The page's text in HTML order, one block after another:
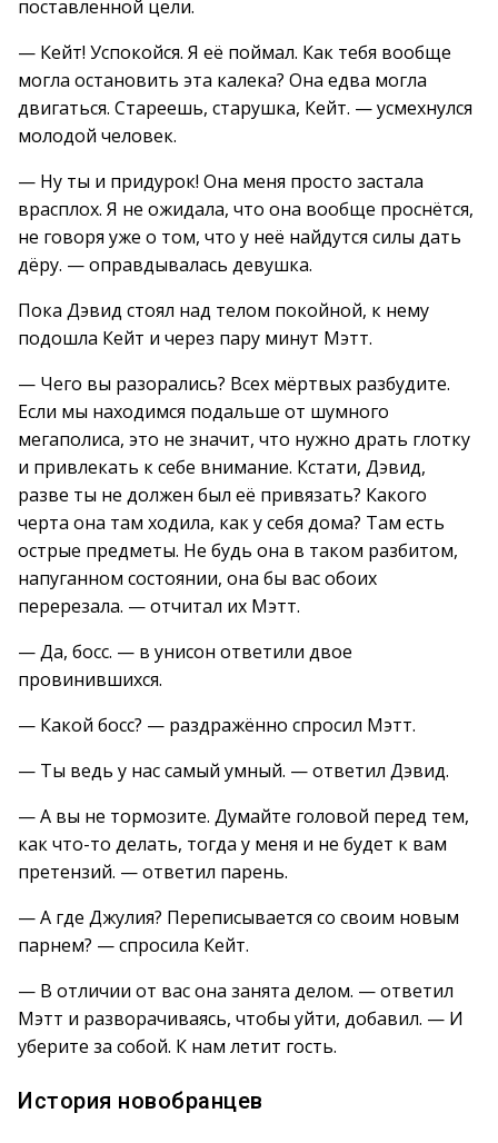
поставленной цели.
— Кейт! Успокойся. Я её поймал. Как тебя вообще
могла остановить эта калека? Она едва могла
двигаться. Стареешь, старушка, Кейт. — усмехнулся
молодой человек.
— Ну ты и придурок! Она меня просто застала
врасплох. Я не ожидала, что она вообще проснётся,
не говоря уже о том, что у неё найдутся силы дать
дёру. — оправдывалась девушка.
Пока Дэвид стоял над телом покойной, к нему
подошла Кейт и через пару минут Мэтт.
— Чего вы разорались? Всех мёртвых разбудите.
Если мы находимся подальше от шумного
мегаполиса, это не значит, что нужно драть глотку
и привлекать к себе внимание. Кстати, Дэвид,
разве ты не должен был её привязать? Какого
черта она там ходила, как у себя дома? Там есть
острые предметы. Не будь она в таком разбитом,
напуганном состоянии, она бы вас обоих
перерезала. — отчитал их Мэтт.
— Да, босс. — в унисон ответили двое
провинившихся.
— Какой босс? — раздражённо спросил Мэтт.
— Ты ведь у нас самый умный. — ответил Дэвид.
— А вы не тормозите. Думайте головой перед тем,
как что-то делать, тогда у меня и не будет к вам
претензий. — ответил парень.
— А где Джулия? Переписывается со своим новым
парнем? — спросила Кейт.
— В отличии от вас она занята делом. — ответил
Мэтт и разворачиваясь, чтобы уйти, добавил. — И
уберите за собой. К нам летит гость.
История новобранцев